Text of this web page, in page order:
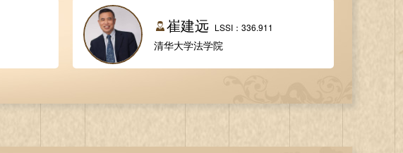
崔建远 LSSI：336.911
清华大学法学院